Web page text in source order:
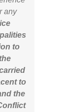
any
to
to
the